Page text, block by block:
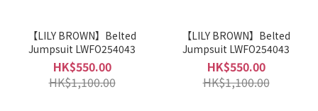
【LILY BROWN】Belted
Jumpsuit LWFO254043
HK$550.00
HK$1,100.00
【LILY BROWN】Belted
Jumpsuit LWFO254043
HK$550.00
HK$1,100.00